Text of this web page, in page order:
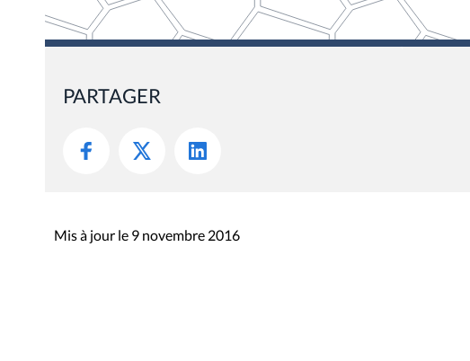
PARTAGER
Mis à jour le 9 novembre 2016